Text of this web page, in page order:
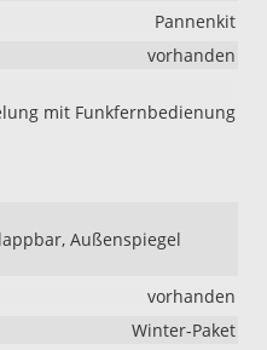
Pannenkit
vorhanden
mit Funkfernbedienung
Außenspiegel
vorhanden
Winter-Paket